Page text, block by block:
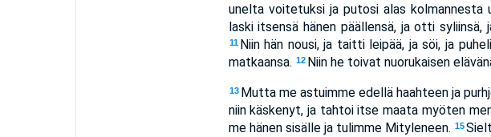
unelta voitetuksi ja putosi alas
laski itsensä hänen päällensä, ja otti syliinsä,
11 Niin hän nousi, ja taitti leipää, ja söi, ja
matkaansa. 12 Niin he toivat nuorukaisen
13 Mutta me astuimme edellä haahteen ja
niin käskenyt, ja tahtoi itse maata myöten
me hänen sisälle ja tulimme Mityleneen. 15